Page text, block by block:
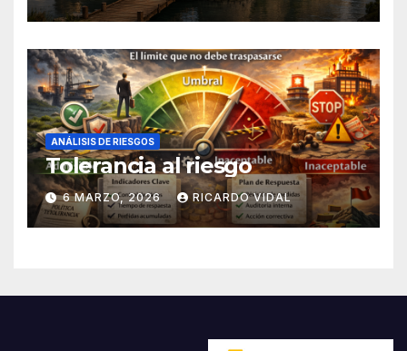
ANÁLISIS DE RIESGOS
Tolerancia al riesgo
6 MARZO, 2026 RICARDO VIDAL